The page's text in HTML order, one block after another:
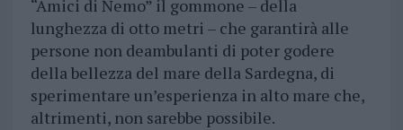
“Amici di Nemo” il gommone – della
lunghezza di otto metri – che garantirà alle
persone non deambulanti di poter godere
della bellezza del mare della Sardegna, di
sperimentare un’esperienza in alto mare che,
altrimenti, non sarebbe possibile.